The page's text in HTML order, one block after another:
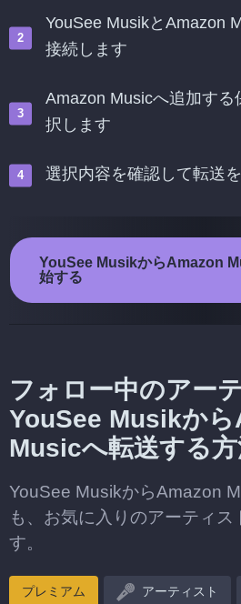
YouSee MusikとAmazon
接続します
Amazon Musicへ追加する
択します
選択内容を確認して転送
YouSee MusikからAmazon
始する
フォロー中のアー
YouSee Musikか
Musicへ転送する
YouSee MusikからAmazon
も、お気に入りのアーティス
す。
プレミアム アーティスト